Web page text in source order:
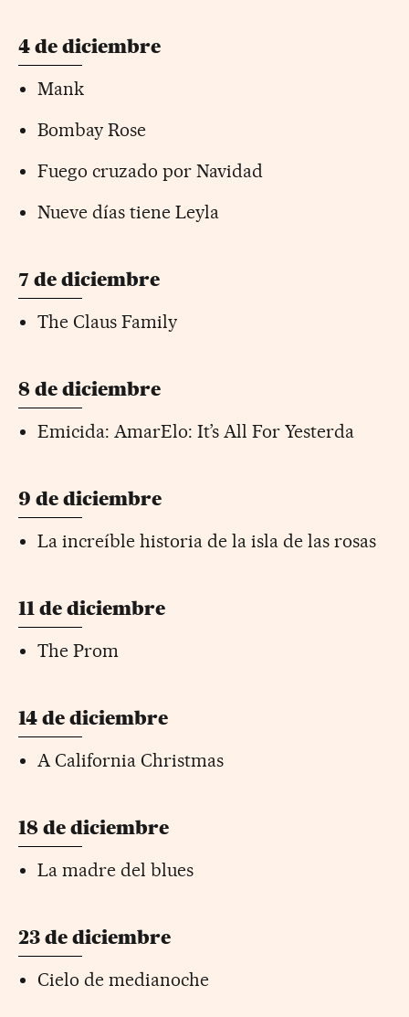
4 de diciembre
Mank
Bombay Rose
Fuego cruzado por Navidad
Nueve días tiene Leyla
7 de diciembre
The Claus Family
8 de diciembre
Emicida: AmarElo: It’s All For Yesterda
9 de diciembre
La increíble historia de la isla de las rosas
11 de diciembre
The Prom
14 de diciembre
A California Christmas
18 de diciembre
La madre del blues
23 de diciembre
Cielo de medianoche